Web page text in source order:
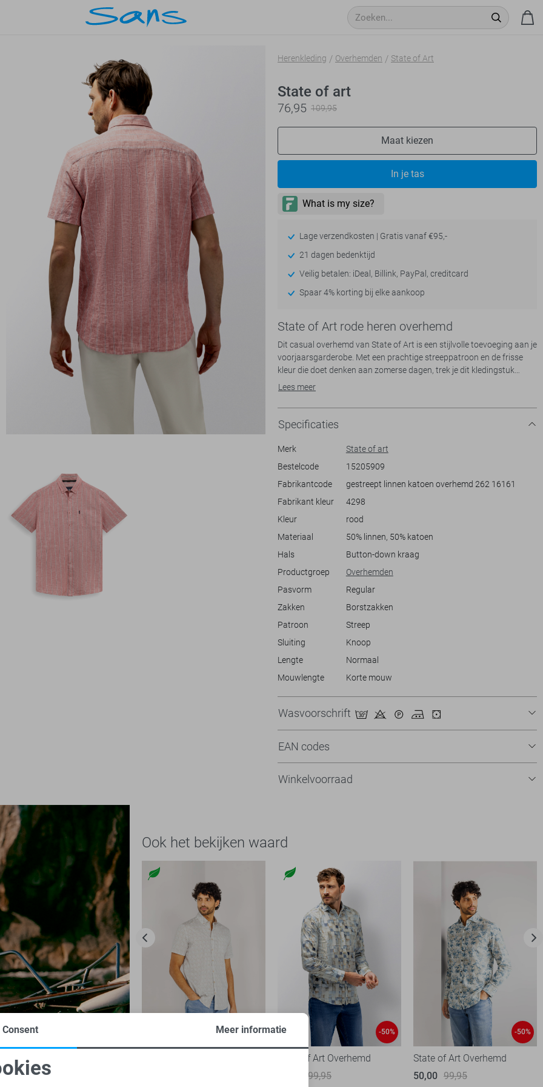
Herenkleding Overhemden State of Art
State of art
76,95 109,95
Maat kiezen
In je tas
Lage verzendkosten | Gratis vanaf €95,-
21 dagen bedenktijd
Veilig betalen: iDeal, Billink, PayPal, creditcard
Spaar 4% korting bij elke aankoop
State of Art rode heren overhemd
Dit casual overhemd van State of Art is een stijlvolle toevoeging aan je
voorjaarsgarderobe. Met een prachtige streeppatroon en de frisse
kleur die doet denken aan zomerse dagen, trek je dit kledingstuk
moeiteloos uit de kast. Het gebruik van 50% linnen en 50% katoen
dagen. De regular fit en de button-down kraag geven het overhemd
een klassieke uitstraling die nooit uit de mode raakt. En met de
handige borstzak kun je gemakkelijk kleine items kwijt.
nu op een ontspannen weekendbrunch bent, een dag op kantoor
doorbrengt of een avondje uit plant, dit overhemd biedt de juiste
combinatie van comfort en stijl. Met zijn normale lengte en korte
Combineer het met een lichte jeans voor een casual outfit of met een
chino voor een iets gekledere stijl. Dit overhemd maakt in elk geval
Lees meer
Specificaties
Merk
State of art
Bestelcode
15205909
Fabrikantcode
gestreept linnen katoen overhemd 262 16161
Fabrikant kleur
4298
Kleur
rood
Materiaal
50% linnen, 50% katoen
Hals
Button-down kraag
Productgroep
Overhemden
Pasvorm
Regular
Zakken
Borstzakken
Patroon
Streep
Sluiting
Knoop
Lengte
Normaal
Mouwlengte
Korte mouw
Wasvoorschrift
EAN codes
Winkelvoorraad
Ook het bekijken waard
-50% -50%
State of Art Overhemd
99,95
-50%
State of Art Overhemd
50,00 99,95
cookies
Consent Meer informatie